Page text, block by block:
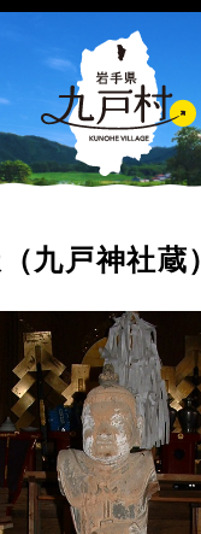
九戸神社蔵）